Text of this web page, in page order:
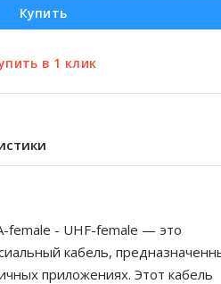
Купить
female - UHF-female — это
кабель,
приложениях. Этот кабель